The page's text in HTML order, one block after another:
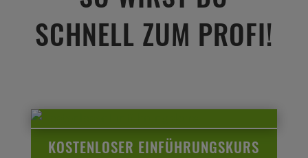
SCHNELL ZUM PROFI!
KOSTENLOSER EINFÜHRUNGSKURS